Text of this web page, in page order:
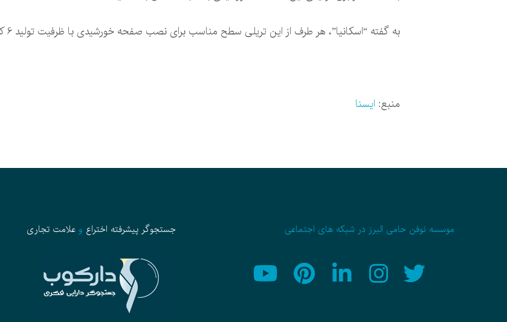
به گفته “اسکانیا”، هر طرف از این تریلی سطح مناسب برای نصب صفحه خورشیدی با ظرفیت تولید 6 کیلوواتی را دارد.
منبع: ایسنا
موسسه نوفن حامی البرز در شبکه های اجتماعی جستجوگر پیشرفته اختراع وعلامت تجاری